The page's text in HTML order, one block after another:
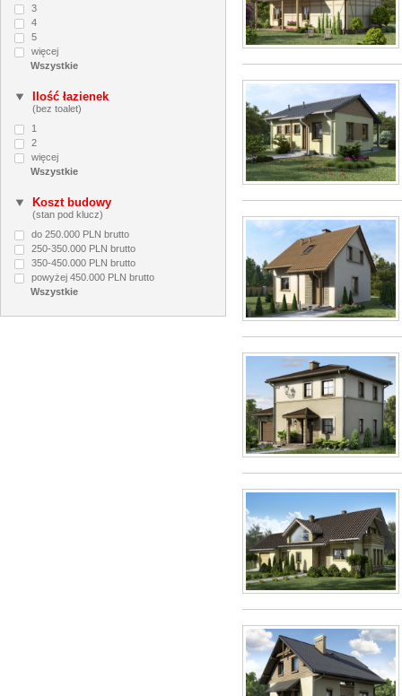
3
4
5
więcej
Ilość łazienek
(bez toalet)
1
2
więcej
Koszt budowy
(stan pod klucz)
do 250.000 PLN brutto
250-350.000 PLN brutto
350-450.000 PLN brutto
powyżej 450.000 PLN brutto